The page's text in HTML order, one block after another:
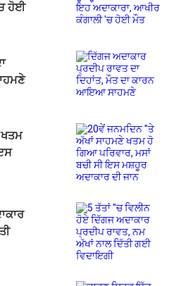
ਹੋਈ
ਖਤਮ